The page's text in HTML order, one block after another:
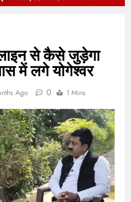
से कैसे जुड़ेगा
में लगे योगेश्वर
Ago 0 1 Mins